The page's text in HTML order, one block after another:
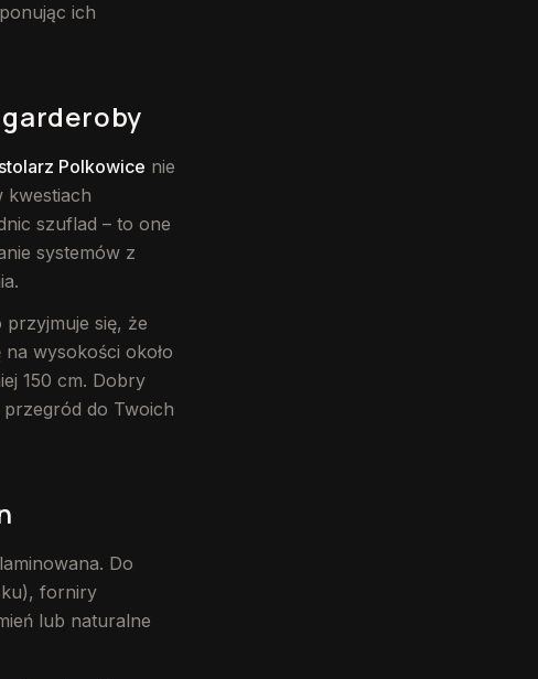
ich
stolarz Polkowice nie
kwestiach
szuflad – to one
systemów z
się, że
wysokości około
150 cm. Dobry
do Twoich
Do
forniry
lub naturalne